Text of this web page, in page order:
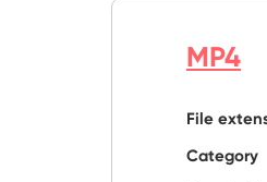
MP4
File
Category